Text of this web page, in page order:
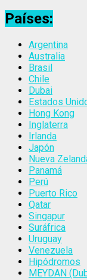
Países:
Argentina
Australia
Brasil
Chile
Dubai
Estados
Hong Kong
Inglaterra
Irlanda
Japón
Nueva
Panamá
Perú
Puerto Rico
Qatar
Singapur
Suráfrica
Uruguay
Venezuela
Hipódromos
MEYDAN